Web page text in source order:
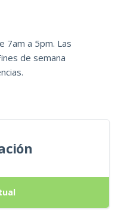
7am a 5pm. Las
de semana